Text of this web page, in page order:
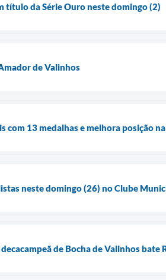
título da Série Ouro neste domingo (2)
de Valinhos
com 13 medalhas e melhora posição
neste domingo (26) no Clube
de Bocha de Valinhos bate